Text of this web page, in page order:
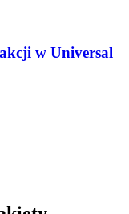
w Universal